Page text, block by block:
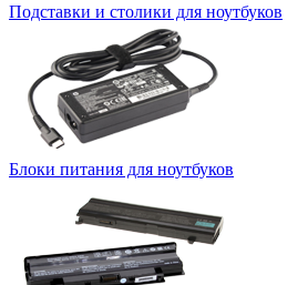
Подставки и столики для ноутбуков
Блоки питания для ноутбуков